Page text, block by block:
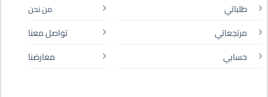
طلباتي
مرتجعاتي
حسابي
من نحن
تواصل معنا
معارضنا